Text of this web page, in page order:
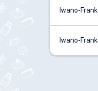
Iwano-
Iwano-